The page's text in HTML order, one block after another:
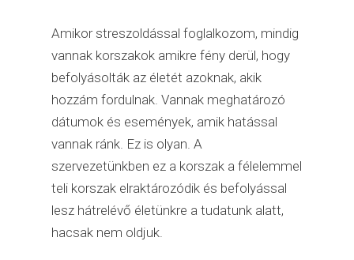
Amikor streszoldással foglalkozom, mindig
vannak korszakok amikre fény derül, hogy
befolyásolták az életét azoknak, akik
hozzám fordulnak. Vannak meghatározó
dátumok és események, amik hatással
vannak ránk. Ez is olyan. A
szervezetünkben ez a korszak a félelemmel
teli korszak elraktározódik és befolyással
lesz hátrelévő életünkre a tudatunk alatt,
hacsak nem oldjuk.